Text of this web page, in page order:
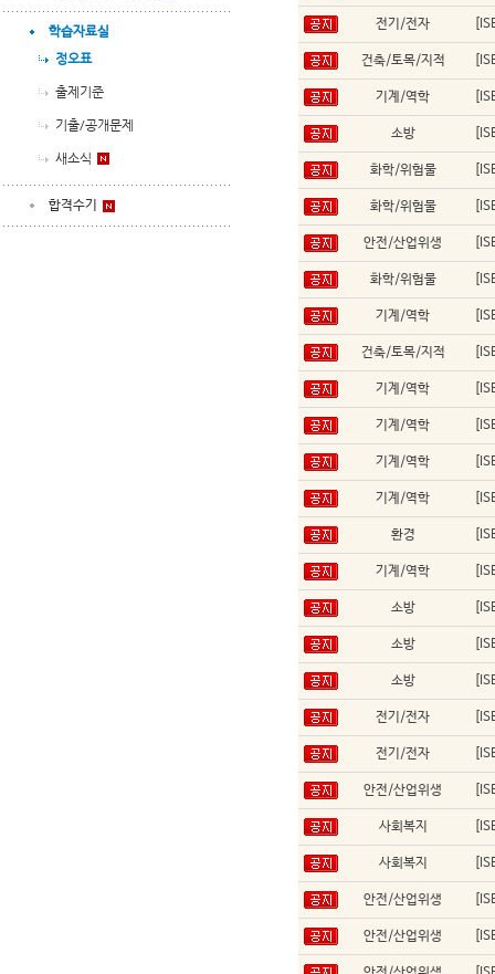
학습자료실
정오표
출제기준
기출/공개문제
새소식
합격수기
전기/전자
건축/토목/지적
기계/역학
소방
화학/위험물
화학/위험물
안전/산업위생
화학/위험물
기계/역학
건축/토목/지적
기계/역학
기계/역학
기계/역학
기계/역학
환경
기계/역학
소방
소방
소방
전기/전자
전기/전자
안전/산업위생
사회복지
사회복지
안전/산업위생
안전/산업위생